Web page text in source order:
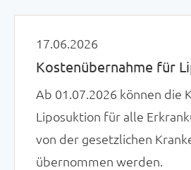
17.06.2026
Kostenübernahme für
Ab 01.07.2026 können die
Liposuktion für alle
von der gesetzlichen
übernommen werden.